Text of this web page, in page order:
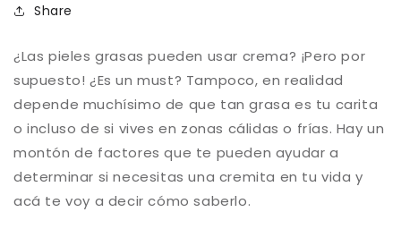
Share
¿Las pieles grasas pueden usar crema? ¡Pero por
supuesto! ¿Es un must? Tampoco, en realidad
depende muchísimo de que tan grasa es tu carita
o incluso de si vives en zonas cálidas o frías. Hay un
montón de factores que te pueden ayudar a
determinar si necesitas una cremita en tu vida y
acá te voy a decir cómo saberlo.